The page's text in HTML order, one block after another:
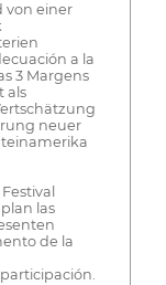
von einer
a la
3 Margens
als
neuer
las
de la